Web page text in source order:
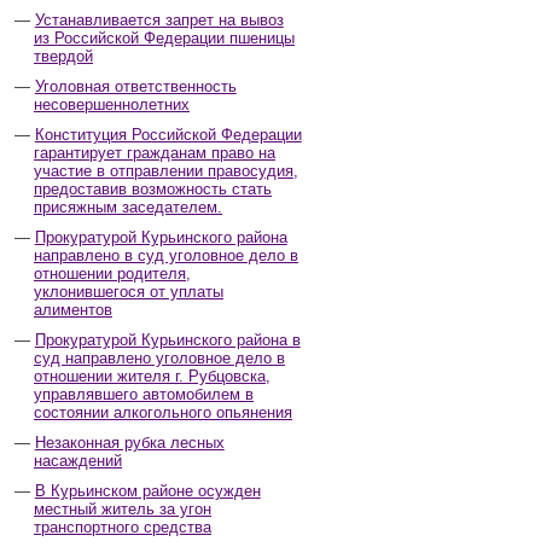
Устанавливается запрет на вывоз
из Российской Федерации пшеницы
твердой
Уголовная ответственность
несовершеннолетних
Конституция Российской Федерации
гарантирует гражданам право на
участие в отправлении правосудия,
предоставив возможность стать
присяжным заседателем.
Прокуратурой Курьинского района
направлено в суд уголовное дело в
отношении родителя,
уклонившегося от уплаты
алиментов
Прокуратурой Курьинского района в
суд направлено уголовное дело в
отношении жителя г. Рубцовска,
управлявшего автомобилем в
состоянии алкогольного опьянения
Незаконная рубка лесных
насаждений
В Курьинском районе осужден
местный житель за угон
транспортного средства